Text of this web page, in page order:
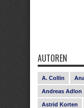
AUTOREN
A. Collin
Andreas Adlon
Astrid Korten